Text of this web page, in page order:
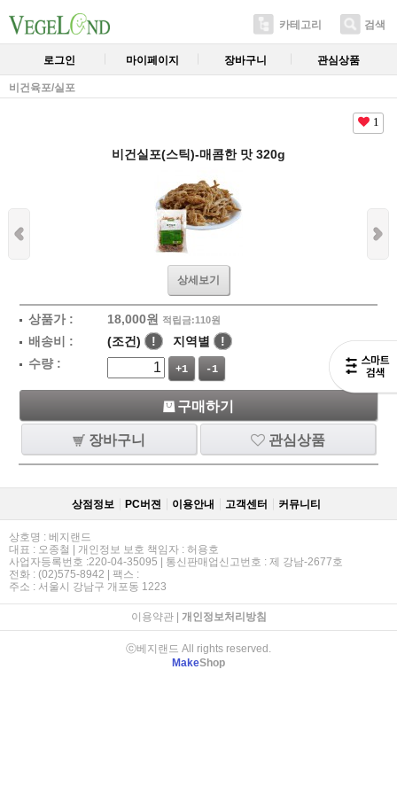
카테고리 검색
로그인 마이페이지 장바구니 관심상품
비건육포/실포
1
비건실포(스틱)-매콤한 맛 320g
상세보기
상품가 : 18,000원 적립금:110원
배송비 : (조건) ! 지역별
!
수량 :
+1 -1
구매하기
장바구니 관심상품
상점정보 PC버젼 이용안내 고객센터 커뮤니티
상호명 : 베지랜드
대표 : 오종철 | 개인정보 보호 책임자 : 허용호
사업자등록번호 :220-04-35095 | 통신판매업신고번호 : 제 강남-2677호
전화 : (02)575-8942 | 팩스 :
주소 : 서울시 강남구 개포동 1223
이용약관| 개인정보처리방침
ⓒ베지랜드 All rights reserved.
MakeShop